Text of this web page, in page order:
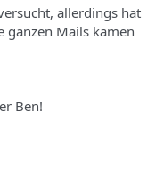
allerdings hat
ganzen Mails kamen
Ben!